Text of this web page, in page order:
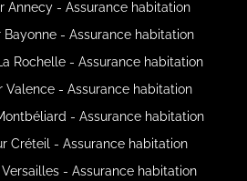
Annecy - Assurance habitation
Bayonne - Assurance habitation
Rochelle - Assurance habitation
Valence - Assurance habitation
- Assurance habitation
Créteil - Assurance habitation
- Assurance habitation